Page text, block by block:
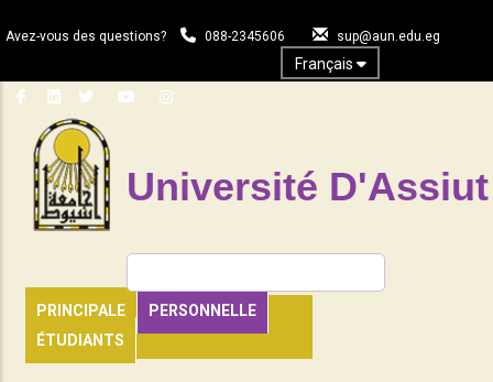
au
principal
Avez-vous des questions? 088-2345606 sup@aun.edu.eg
Français
Université D'Assiut
PRINCIPALE
PERSONNELLE
ÉTUDIANTS